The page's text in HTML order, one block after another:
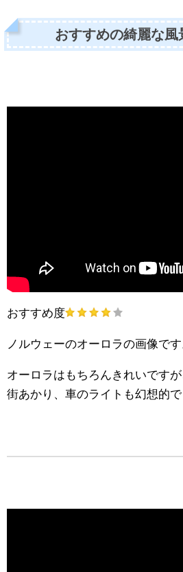
おすすめの綺麗な風
おすすめ度
ノルウェーのオーロラの画像です
オーロラはもちろんきれいです
街あかり、車のライトも幻想的で